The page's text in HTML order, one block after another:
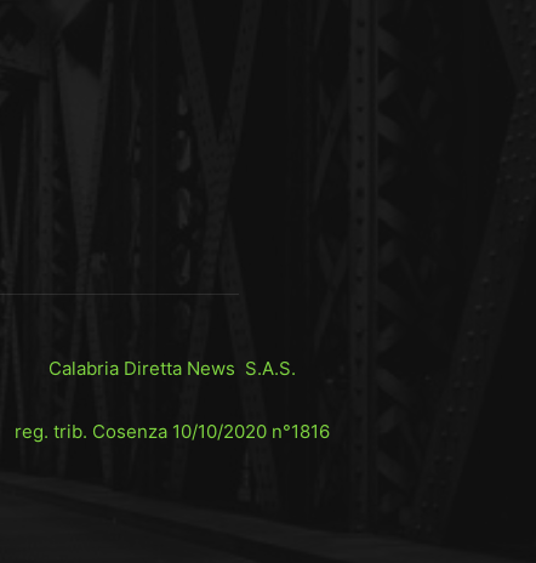
Calabria Diretta News S.A.S.
reg. trib. Cosenza 10/10/2020 n°1816